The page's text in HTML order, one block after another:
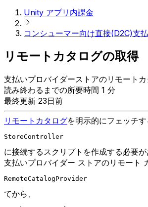
Unity アプリ内課金
コンシューマー向け直接(D2C)支
リモートカタログの取得
支払いプロバイダーストアのリモートカ
読み終わるまでの所要時間 1 分
最終更新 23日前
リモートカタログを明示的にフェッチす
StoreController
に接続するスクリプトを作成する必要
支払いプロバイダー ストアのリモート
RemoteCatalogProvider
てから、